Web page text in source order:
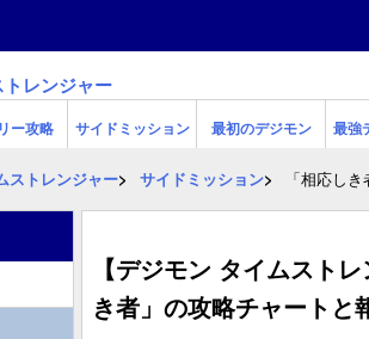
レンジャー
ー攻略 サイドミッション 最初のデジモン 最強
ストレンジャー サイドミッション 「相応し
【デジモン タイムスト
き者」の攻略チャートと